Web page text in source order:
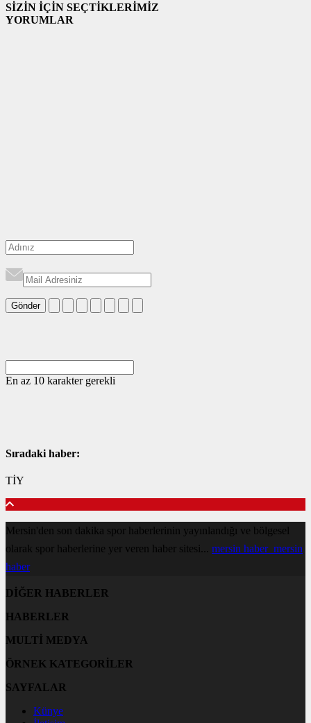
SİZİN İÇİN SEÇTİKLERİMİZ
YORUMLAR
Gönder
En az 10 karakter gerekli
Sıradaki haber:
TİY
Mersin'den son dakika spor haberlerinin yayınlandığı ve bölgesel
olarak spor haberlerine yer veren haber sitesi... mersin haber mersin
haber
DİĞER HABERLER
HABERLER
MULTİ MEDYA
ÖRNEK KATEGORİLER
SAYFALAR
Künye